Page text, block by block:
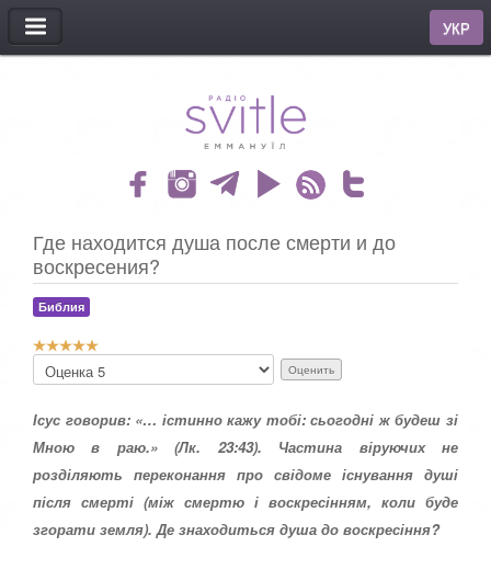
МЕНЮ
УКР
Где находится душа после смерти и до
воскресения?
Библия
Р
й
и
н
г
:
5
о
а
л
й
с
а
Ісус говорив: «… істинно кажу тобі: сьогодні ж будеш зі
Мною в раю.» (Лк. 23:43). Частина віруючих не
розділяють переконання про свідоме існування душі
після смерті (між смертю і воскресінням, коли буде
згорати земля). Де знаходиться душа до воскресіння?